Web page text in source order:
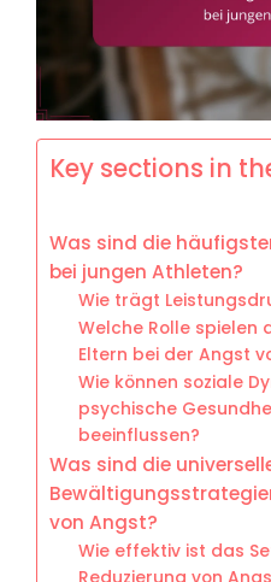
Key sections in
Was sind die
bei jungen Athleten?
Wie trägt
Welche Rolle spielen
Eltern bei der Angst
Wie können soziale
psychische
beeinflussen?
Was sind die
von Angst?
Wie effektiv ist das
Reduzierung von